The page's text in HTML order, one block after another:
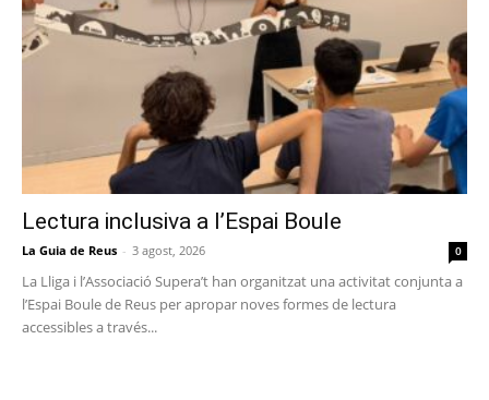
Lectura inclusiva a l’Espai Boule
La Guia de Reus - 3 agost, 2026 0
La Lliga i l’Associació Supera’t han organitzat una activitat conjunta a
l’Espai Boule de Reus per apropar noves formes de lectura
accessibles a través...